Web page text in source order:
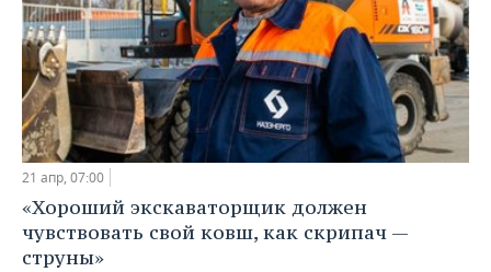
21 апр, 07:00
«Хороший экскаваторщик должен
чувствовать свой ковш, как скрипач —
струны»